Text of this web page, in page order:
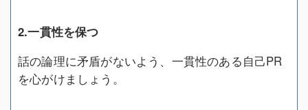
2.一貫性を保つ
話の論理に矛盾がないよう、一貫性のある自己PR
を心がけましょう。